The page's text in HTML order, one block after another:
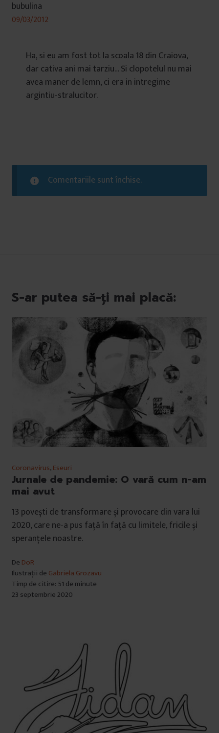
bubulina
09/03/2012
Ha, si eu am fost tot la scoala 18 din Craiova,
dar cativa ani mai tarziu… Si clopotelul nu mai
avea maner de lemn, ci era in intregime
argintiu-stralucitor.
Comentariile sunt închise.
S-ar putea să-ți mai placă:
Coronavirus,Eseuri
Jurnale de pandemie: O vară cum n-am
mai avut
13 povești de transformare și provocare din vara lui
2020, care ne-a pus față în față cu limitele, fricile și
speranțele noastre.
De DoR
Ilustrații de Gabriela Grozavu
Timp de citire: 51 de minute
23 septembrie 2020